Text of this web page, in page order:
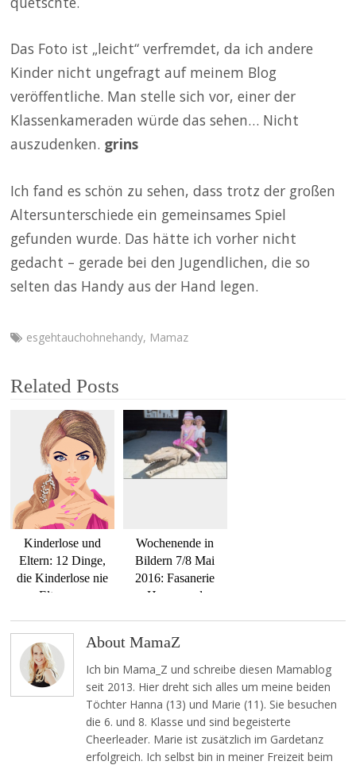
Das Foto ist „leicht“ verfremdet, da ich andere
Kinder nicht ungefragt auf meinem Blog
veröffentliche. Man stelle sich vor, einer der
Klassenkameraden würde das sehen… Nicht
auszudenken. grins
Ich fand es schön zu sehen, dass trotz der großen
Altersunterschiede ein gemeinsames Spiel
gefunden wurde. Das hätte ich vorher nicht
gedacht – gerade bei den Jugendlichen, die so
selten das Handy aus der Hand legen.
esgehtauchohnehandy, Mamaz
Related Posts
Kinderlose und
Eltern: 12 Dinge,
die Kinderlose nie
zu Eltern sagen
Wochenende in
Bildern 7/8 Mai
2016: Fasanerie
Hanau und
About MamaZ
Ich bin Mama_Z und schreibe diesen Mamablog
seit 2013. Hier dreht sich alles um meine beiden
Töchter Hanna (13) und Marie (11). Sie besuchen
die 6. und 8. Klasse und sind begeisterte
Cheerleader. Marie ist zusätzlich im Gardetanz
erfolgreich. Ich selbst bin in meiner Freizeit beim